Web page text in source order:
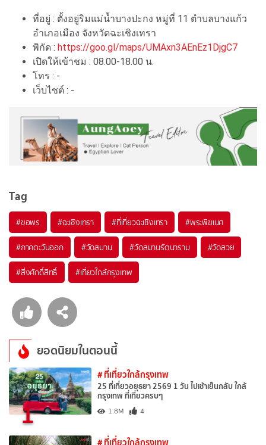
ที่อยู่ : ตั้งอยู่ริมแม่น้ำบางปะกง หมู่ที่ 11 ตำบลบางแก้ว
อำเภอเมือง จังหวัดฉะเชิงเทรา
พิกัด : https://goo.gl/maps/UMAxn3AEnEz1DjgC7
เปิดให้เข้าชม : 08.00-18.00 น.
โทร : -
เว็บไซต์ : -
Tag
#ขอพร #ฉะเชิงเทรา #ที่เที่ยวฉะเชิงเทรา #พระพิฆเนศ
#ภาคตะวันออก #วัดสมาน #วัดสมานรัตนาราม #วัดสวย
#สิ่งศักดิ์สิทธิ์ #เที่ยวใกล้กรุงเทพ
ยอดนิยมในตอนนี้
1
# ที่เที่ยวใกล้กรุงเทพ
25 ที่เที่ยวอยุธยา 2569 1 วัน ไปเช้าเย็นกลับ ใกล้
กรุงเทพ ที่เที่ยวครบๆ
1.8M 4